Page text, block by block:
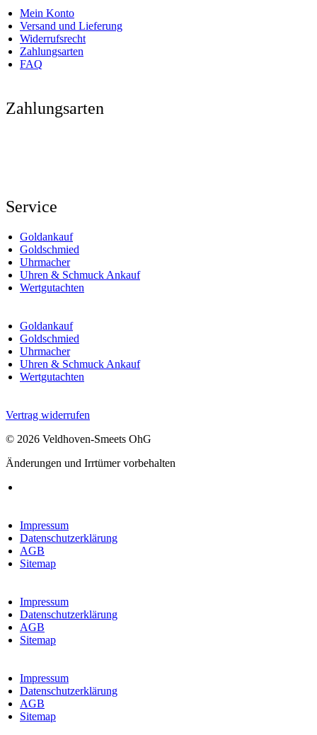
Mein Konto
Versand und Lieferung
Widerrufsrecht
Zahlungsarten
FAQ
Zahlungsarten
Service
Goldankauf
Goldschmied
Uhrmacher
Uhren & Schmuck Ankauf
Wertgutachten
Goldankauf
Goldschmied
Uhrmacher
Uhren & Schmuck Ankauf
Wertgutachten
Vertrag widerrufen
© 2026 Veldhoven-Smeets OhG
Änderungen und Irrtümer vorbehalten
Impressum
Datenschutzerklärung
AGB
Sitemap
Impressum
Datenschutzerklärung
AGB
Sitemap
Impressum
Datenschutzerklärung
AGB
Sitemap